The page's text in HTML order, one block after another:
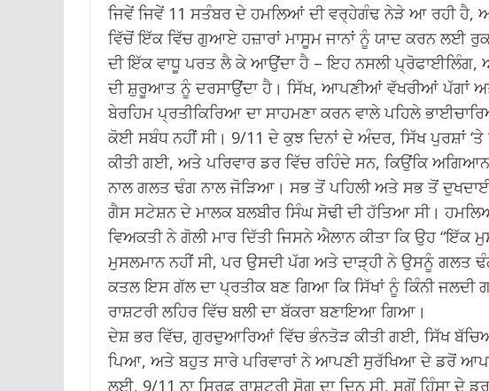
ਜਿਵੇਂ ਜਿਵੇਂ 11 ਸਤੰਬਰ ਦੇ ਹਮਲਿਆਂ ਦੀ ਵਰ੍ਹੇਗੰਢ ਨੇੜੇ ਆ ਰਹੀ ਹੈ,
ਵਿੱਚੋਂ ਇੱਕ ਵਿੱਚ ਗੁਆਏ ਹਜ਼ਾਰਾਂ ਮਾਸੂਮ ਜਾਨਾਂ ਨੂੰ ਯਾਦ ਕਰਨ ਲਈ
ਦੀ ਇੱਕ ਵਾਧੂ ਪਰਤ ਲੈ ਕੇ ਆਉਂਦਾ ਹੈ – ਇਹ ਨਸਲੀ
ਦੀ ਸ਼ੁਰੂਆਤ ਨੂੰ ਦਰਸਾਉਂਦਾ ਹੈ। ਸਿੱਖ, ਆਪਣੀਆਂ ਵੱਖਰੀਆਂ ਪੱਗਾਂ
ਬੇਰਹਿਮ ਪ੍ਰਤੀਕਿਰਿਆ ਦਾ ਸਾਹਮਣਾ ਕਰਨ ਵਾਲੇ ਪਹਿਲੇ
ਕੋਈ ਸਬੰਧ ਨਹੀਂ ਸੀ। 9/11 ਦੇ ਕੁਝ ਦਿਨਾਂ ਦੇ ਅੰਦਰ, ਸਿੱਖ ਪੁਰਸ਼ਾਂ
ਕੀਤੀ ਗਈ, ਅਤੇ ਪਰਿਵਾਰ ਡਰ ਵਿੱਚ ਰਹਿੰਦੇ ਸਨ, ਕਿਉਂਕਿ
ਨਾਲ ਗਲਤ ਢੰਗ ਨਾਲ ਜੋੜਿਆ। ਸਭ ਤੋਂ ਪਹਿਲੀ ਅਤੇ ਸਭ ਤੋਂ
ਗੈਸ ਸਟੇਸ਼ਨ ਦੇ ਮਾਲਕ ਬਲਬੀਰ ਸਿੰਘ ਸੋਢੀ ਦੀ ਹੱਤਿਆ ਸੀ।
ਵਿਅਕਤੀ ਨੇ ਗੋਲੀ ਮਾਰ ਦਿੱਤੀ ਜਿਸਨੇ ਐਲਾਨ ਕੀਤਾ ਕਿ ਉਹ “ਇੱਕ
ਮੁਸਲਮਾਨ ਨਹੀਂ ਸੀ, ਪਰ ਉਸਦੀ ਪੱਗ ਅਤੇ ਦਾੜ੍ਹੀ ਨੇ ਉਸਨੂੰ ਗਲਤ ਢੰਗ
ਕਤਲ ਇਸ ਗੱਲ ਦਾ ਪ੍ਰਤੀਕ ਬਣ ਗਿਆ ਕਿ ਸਿੱਖਾਂ ਨੂੰ ਕਿੰਨੀ
ਰਾਸ਼ਟਰੀ ਲਹਿਰ ਵਿੱਚ ਬਲੀ ਦਾ ਬੱਕਰਾ ਬਣਾਇਆ ਗਿਆ।
ਦੇਸ਼ ਭਰ ਵਿੱਚ, ਗੁਰਦੁਆਰਿਆਂ ਵਿੱਚ ਭੰਨਤੋੜ ਕੀਤੀ ਗਈ, ਸਿੱਖ ਬੱਚਿਆਂ
ਪਿਆ, ਅਤੇ ਬਹੁਤ ਸਾਰੇ ਪਰਿਵਾਰਾਂ ਨੇ ਆਪਣੀ ਸੁਰੱਖਿਆ ਦੇ ਡਰੋਂ
ਲਈ, 9/11 ਨਾ ਸਿਰਫ਼ ਰਾਸ਼ਟਰੀ ਸੋਗ ਦਾ ਦਿਨ ਸੀ, ਸਗੋਂ ਹਿੰਸਾ ਦੇ